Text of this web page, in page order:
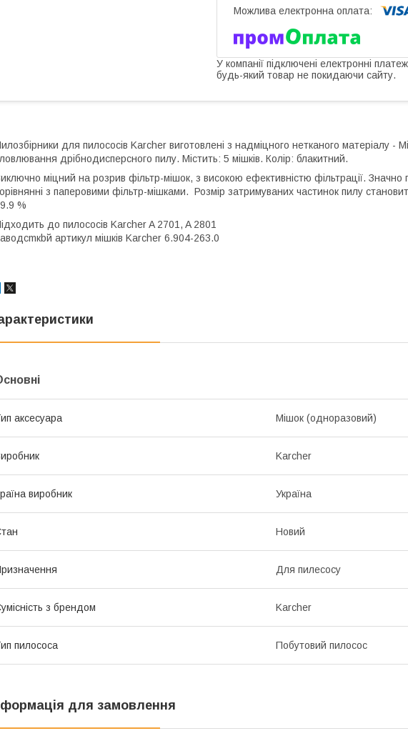
У компанії підключені електронні
будь-який товар не покидаючи сайту.
для пилососів Karcher виготовлені з надміцного нетканого матеріалу -
дрібнодисперсного пилу. Містить: 5 мішків. Колір: блакитний.
міцний на розрив фільтр-мішок, з високою ефективністю фільтрації. Значно
з паперовими фільтр-мішками. Розмір затримуваних частинок пилу
%
до пилососів Karcher A 2701, A 2801
артикул мішків Karcher 6.904-263.0
аксесуара Мішок (одноразовий)
Karcher
виробник Україна
Новий
Для пилесосу
з брендом Karcher
пилососа Побутовий пилосос
для замовлення